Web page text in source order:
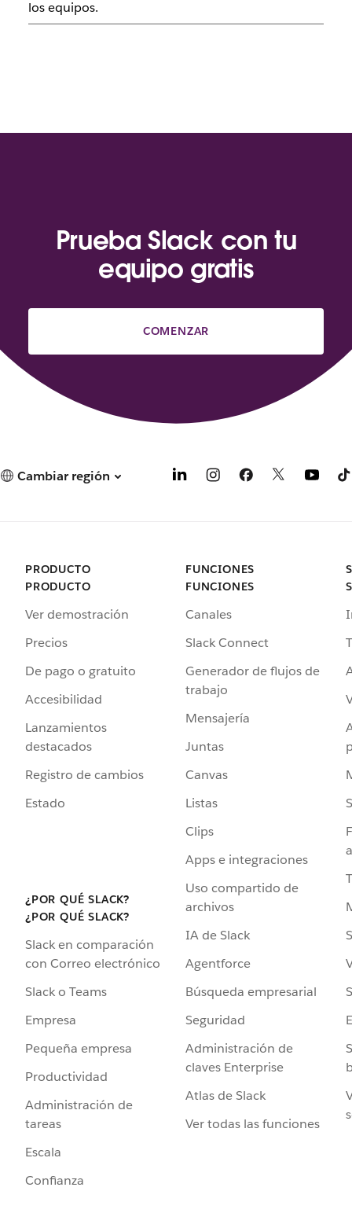
los equipos.
Prueba Slack con tu
equipo gratis
COMENZAR
Cambiar región
PRODUCTO
PRODUCTO
Ver demostración
Precios
De pago o gratuito
Accesibilidad
Lanzamientos
destacados
Registro de cambios
Estado
¿POR QUÉ SLACK?
¿POR QUÉ SLACK?
Slack en comparación
con Correo electrónico
Slack o Teams
Empresa
Pequeña empresa
Productividad
Administración de
tareas
Escala
Confianza
FUNCIONES
FUNCIONES
Canales
Slack Connect
Generador de flujos de
trabajo
Mensajería
Juntas
Canvas
Listas
Clips
Apps e integraciones
Uso compartido de
archivos
IA de Slack
Agentforce
Búsqueda empresarial
Seguridad
Administración de
claves Enterprise
Atlas de Slack
Ver todas las funciones